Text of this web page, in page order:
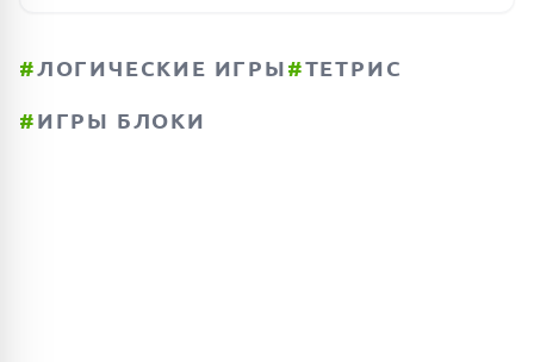
#ЛОГИЧЕСКИЕ ИГРЫ#ТЕТРИС
#ИГРЫ БЛОКИ